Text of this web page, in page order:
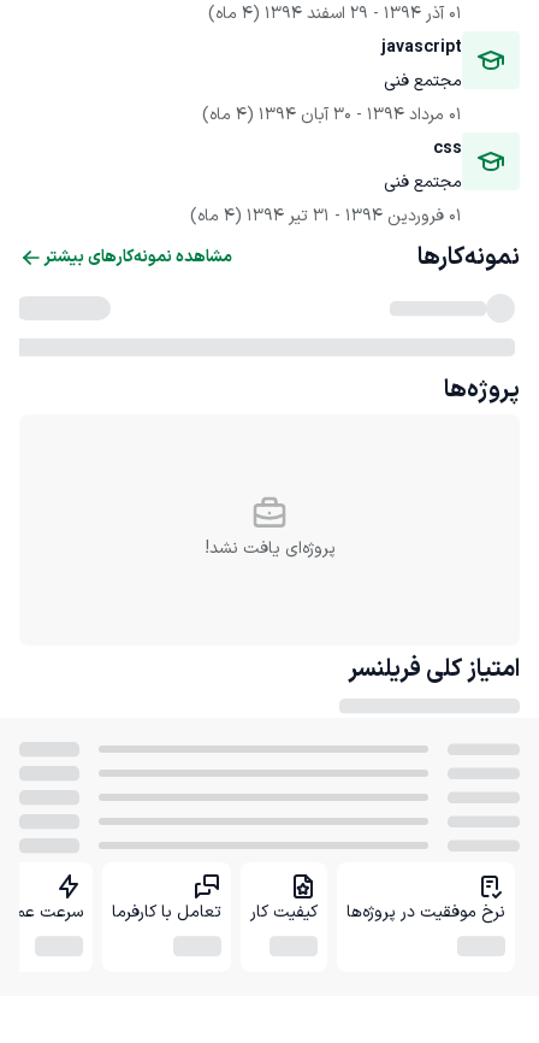
01 آذر 1394
- 29 اسفند 1394
(4 ماه)
javascript
مجتمع فنی
01 مرداد 1394
- 30 آبان 1394
(4 ماه)
css
مجتمع فنی
01 فروردین 1394
- 31 تیر 1394 (4 ماه)
نمونه‌کارها مشاهده نمونه‌کارهای بیشتر
پروژه‌ها
پروژه‌ای یافت نشد!
امتیاز کلی فریلنسر
نرخ موفقیت در پروژه‌ها کیفیت کار تعامل با کارفرما سرعت عمل